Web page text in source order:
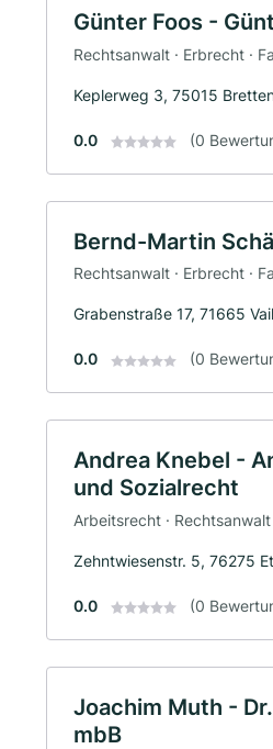
Günter Foos -
Rechtsanwalt · Erbrecht ·
Keplerweg 3, 75015
0.0 (0
Bernd-Martin
Rechtsanwalt · Erbrecht ·
Grabenstraße 17, 71665
0.0 (0
Andrea Knebel -
und Sozialrecht
Arbeitsrecht · Rechtsanwalt
Zehntwiesenstr. 5, 76275
0.0 (0
Joachim Muth -
mbB